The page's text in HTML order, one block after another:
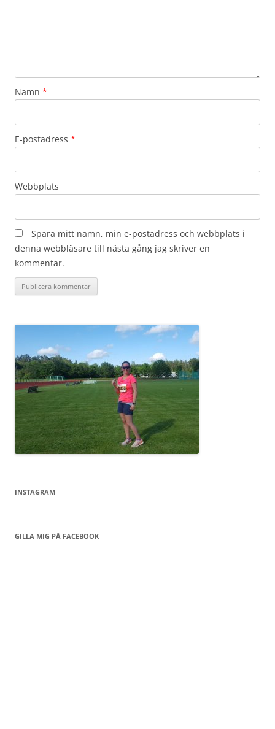
Namn *
E-postadress *
Webbplats
Spara mitt namn, min e-postadress och webbplats i
denna webbläsare till nästa gång jag skriver en
kommentar.
INSTAGRAM
GILLA MIG PÅ FACEBOOK